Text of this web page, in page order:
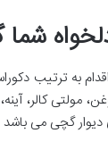
شما
به ترتیب
مولتی کالر،
دیوار گچی می